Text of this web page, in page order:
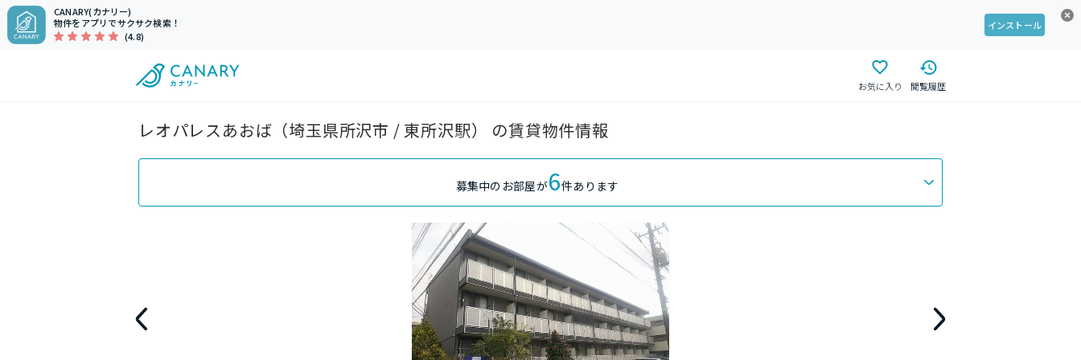
CANARY(カナリー)
物件をアプリでサクサク検索！
(4.8)
インストール
お気に入り 閲覧履歴
レオパレスあおば（埼玉県所沢市 / 東所沢駅） の賃貸物件情報
募集中のお部屋が6件あります